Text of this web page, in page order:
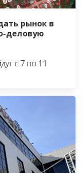
рынок в
деловую
с 7 по 11